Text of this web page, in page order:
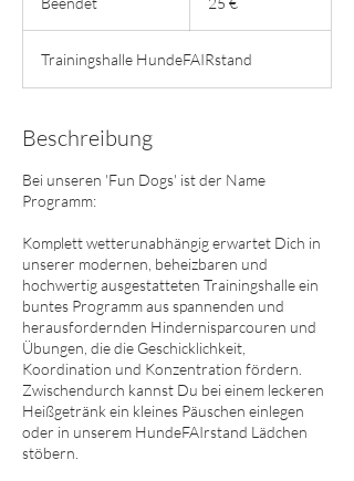
n
d
t
Trainingshalle HundeFAIRstand
Beschreibung
Bei unseren 'Fun Dogs' ist der Name
Programm:
Komplett wetterunabhängig erwartet Dich in
unserer modernen, beheizbaren und
hochwertig ausgestatteten Trainingshalle ein
buntes Programm aus spannenden und
herausfordernden Hindernisparcouren und
Übungen, die die Geschicklichkeit,
Koordination und Konzentration fördern.
Zwischendurch kannst Du bei einem leckeren
Heißgetränk ein kleines Päuschen einlegen
oder in unserem HundeFAIrstand Lädchen
stöbern.